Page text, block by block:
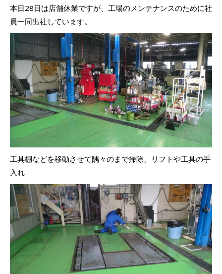
本日28日は店舗休業ですが、工場のメンテナンスのために社
員一同出社しています。
工具棚などを移動させて隅々のまで掃除、リフトや工具の手
入れ